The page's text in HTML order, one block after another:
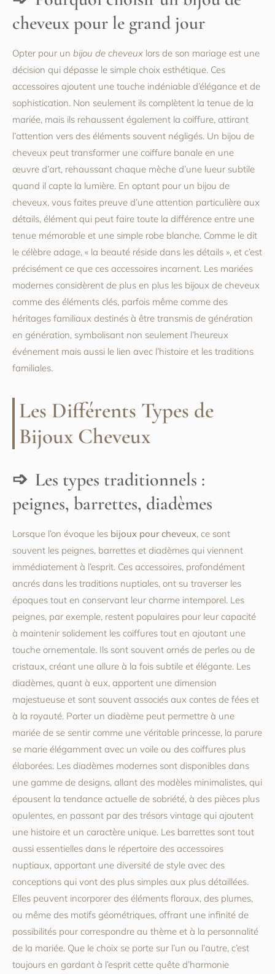
cheveux pour le grand jour
Opter pour un bijou de cheveux lors de son mariage est une
décision qui dépasse le simple choix esthétique. Ces
accessoires ajoutent une touche indéniable d’élégance et de
sophistication. Non seulement ils complètent la tenue de la
mariée, mais ils rehaussent également la coiffure, attirant
l’attention vers des éléments souvent négligés. Un bijou de
cheveux peut transformer une coiffure banale en une
œuvre d’art, rehaussant chaque mèche d’une lueur subtile
quand il capte la lumière. En optant pour un bijou de
cheveux, vous faites preuve d’une attention particulière aux
détails, élément qui peut faire toute la différence entre une
tenue mémorable et une simple robe blanche. Comme le dit
le célèbre adage, « la beauté réside dans les détails », et c’est
précisément ce que ces accessoires incarnent. Les mariées
modernes considèrent de plus en plus les bijoux de cheveux
comme des éléments clés, parfois même comme des
héritages familiaux destinés à être transmis de génération
en génération, symbolisant non seulement l’heureux
événement mais aussi le lien avec l’histoire et les traditions
familiales.
Les Différents Types de
Bijoux Cheveux
Les types traditionnels :
peignes, barrettes, diadèmes
Lorsque l’on évoque les bijoux pour cheveux, ce sont
souvent les peignes, barrettes et diadèmes qui viennent
immédiatement à l’esprit. Ces accessoires, profondément
ancrés dans les traditions nuptiales, ont su traverser les
époques tout en conservant leur charme intemporel. Les
peignes, par exemple, restent populaires pour leur capacité
à maintenir solidement les coiffures tout en ajoutant une
touche ornementale. Ils sont souvent ornés de perles ou de
cristaux, créant une allure à la fois subtile et élégante. Les
diadèmes, quant à eux, apportent une dimension
majestueuse et sont souvent associés aux contes de fées et
à la royauté. Porter un diadème peut permettre à une
mariée de se sentir comme une véritable princesse, la parure
se marie élégamment avec un voile ou des coiffures plus
élaborées. Les diadèmes modernes sont disponibles dans
une gamme de designs, allant des modèles minimalistes, qui
épousent la tendance actuelle de sobriété, à des pièces plus
opulentes, en passant par des trésors vintage qui ajoutent
une histoire et un caractère unique. Les barrettes sont tout
aussi essentielles dans le répertoire des accessoires
nuptiaux, apportant une diversité de style avec des
conceptions qui vont des plus simples aux plus détaillées.
Elles peuvent incorporer des éléments floraux, des plumes,
ou même des motifs géométriques, offrant une infinité de
possibilités pour correspondre au thème et à la personnalité
de la mariée. Que le choix se porte sur l’un ou l’autre, c’est
toujours en gardant à l’esprit cette quête d’harmonie